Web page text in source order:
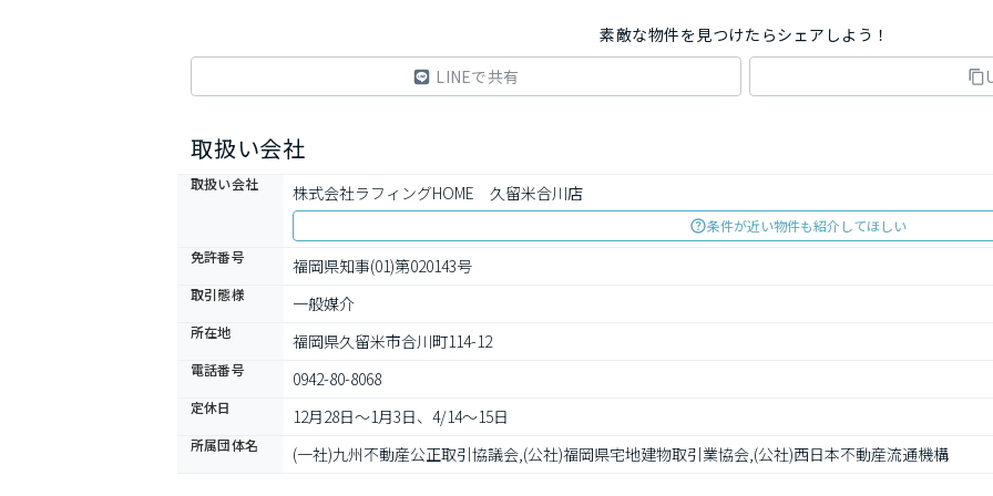
素敵な物件を見つけたらシェアしよう！
LINEで共有
取扱い会社
取扱い会社 株式会社ラフィングHOME　久留米合川店
条件が近い物件も紹介してほしい
免許番号
福岡県知事(01)第020143号
取引態様 一般媒介
所在地 福岡県久留米市合川町114-12
電話番号 0942-80-8068
定休日 12月28日〜1月3日、4/14〜15日
所属団体名 (一社)九州不動産公正取引協議会,(公社)福岡県宅地建物取引業協会,(公社)西日本不動産流通機構